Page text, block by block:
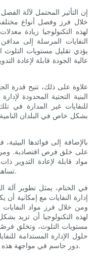
إن التأثير المحتمل لآلة
خلال فرز وفصل أنواع
لهذه التكنولوجيا زيادة
النفايات المرسلة إلى
يؤدي تقليل مستويات التلوث
عالية الجودة قابلة لإعادة
علاوة على ذلك، تتيح قدرة
البنية التحتية المحدودة
للنفايات غير المدارة في
بشكل خاص في البلدان
بالإضافة إلى فوائدها
على خلق فرص اقتصادية. ومن
مواد قابلة لإعادة التدوير
تساهم في تطوير اقتصاد أكثر استدامة ودورية.
في الختام، يمثل تطوير آلة
إدارة النفايات مع إمكانية أن
ومن خلال فرز مواد
لهذه التكنولوجيا أن تزيد
مستويات التلوث، وتخلق
حلول الإدارة المستدامة
دور حاسم في مواجهة هذه التحديات وتشكيل مستقبل إدارة النفايات.